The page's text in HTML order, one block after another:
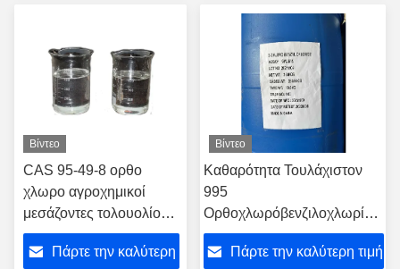
Βίντεο
CAS 95-49-8 ορθο
χλωρο αγροχημικοί
μεσάζοντες τολουολίου
C7H7Cl
Πάρτε την καλύτερη
Βίντεο
Καθαρότητα Τουλάχιστον
995
Ορθοχλωρόβενζιλοχλωρίδιο
αριθμός CAS 611198
Γραμμική φόρμουλα
Πάρτε την καλύτερη τιμή